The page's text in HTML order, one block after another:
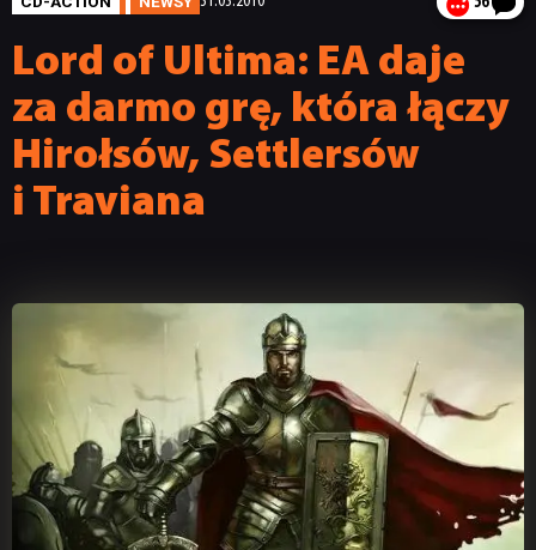
Lord of Ultima: EA daje
za darmo grę, która łączy
Hirołsów, Settlersów
i Traviana